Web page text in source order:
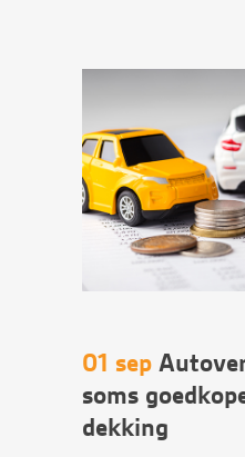
01 sep
soms
dekking